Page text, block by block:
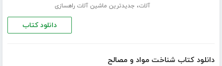
آلات، جدیدترین ماشین آلات راهسازی
دانلود کتاب
دانلود کتاب شناخت مواد و مصالح